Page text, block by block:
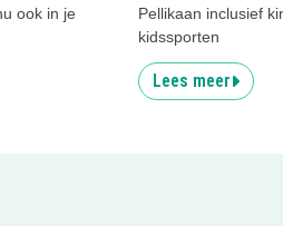
ook in je
Pellikaan inclusief
kidssporten
Lees meer